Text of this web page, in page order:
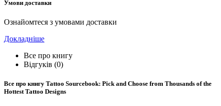
Умови доставки
Ознайомтеся з умовами доставки
Докладніше
Все про книгу
Відгуків (0)
Все про книгу Tattoo Sourcebook: Pick and Choose from Thousands of the
Hottest Tattoo Designs